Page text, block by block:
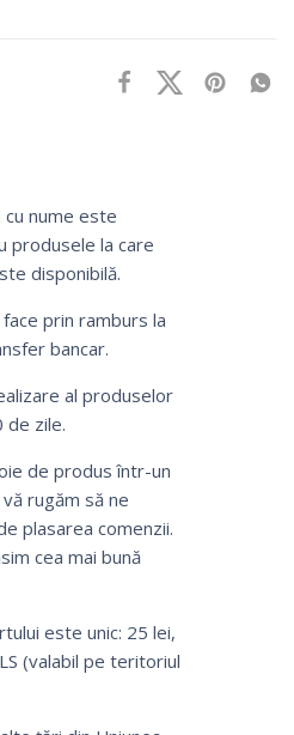
nume este
produsele la care
disponibilă.
prin ramburs la
bancar.
al produselor
de zile.
de produs într-un
rugăm să ne
plasarea comenzii.
cea mai bună
este unic: 25 lei,
(valabil pe teritoriul